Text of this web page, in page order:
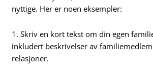
nyttige. Her er noen eksempler:
1. Skriv en kort tekst om din egen
inkludert beskrivelser av
relasjoner.